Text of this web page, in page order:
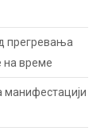
прегревања
на време
манифестацији